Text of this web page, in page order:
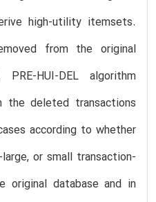
high-utility itemsets.
from the original
HUI-DEL algorithm
deleted transactions
according to whether
or small transaction-
original database and in